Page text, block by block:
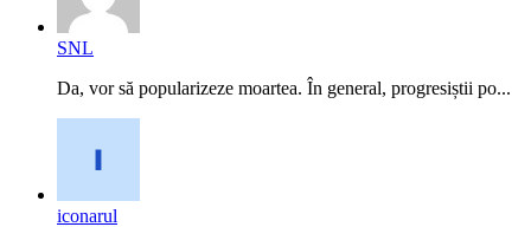
SNL
Da, vor să popularizeze moartea. În general, progresiștii po...
iconarul